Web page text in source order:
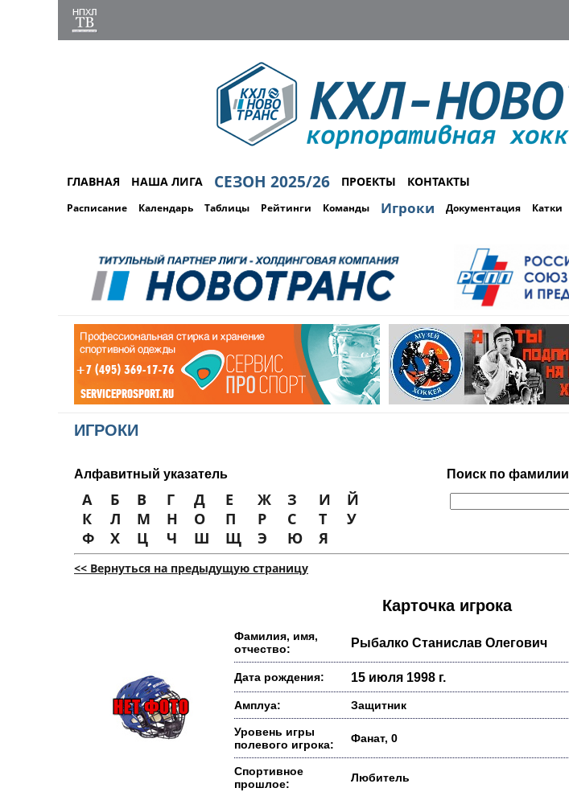
ГЛАВНАЯ НАША ЛИГА СЕЗОН 2025/26 ПРОЕКТЫ КОНТАКТЫ
Расписание Календарь Таблицы Рейтинги Команды Игроки Документация Катки
ИГРОКИ
Алфавитный указатель Поиск по фамилии
А Б В Г Д Е Ж З И
Й
К
Л М Н О П Р С Т
У
Ф
Х Ц Ч Ш Щ Э Ю Я
<< Вернуться на предыдущую страницу
Карточка игрока
Фамилия, имя,
отчество:
Рыбалко Станислав Олегович
Дата рождения: 15 июля 1998 г.
Амплуа: Защитник
Уровень игры
полевого игрока:
Фанат, 0
Спортивное
прошлое:
Любитель